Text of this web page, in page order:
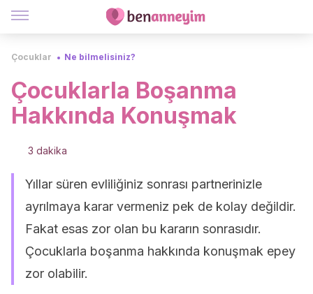
Çocuklar Ne bilmelisiniz?
Çocuklarla Boşanma
Hakkında Konuşmak
3 dakika
Yıllar süren evliliğiniz sonrası partnerinizle
ayrılmaya karar vermeniz pek de kolay değildir.
Fakat esas zor olan bu kararın sonrasıdır.
Çocuklarla boşanma hakkında konuşmak epey
zor olabilir.